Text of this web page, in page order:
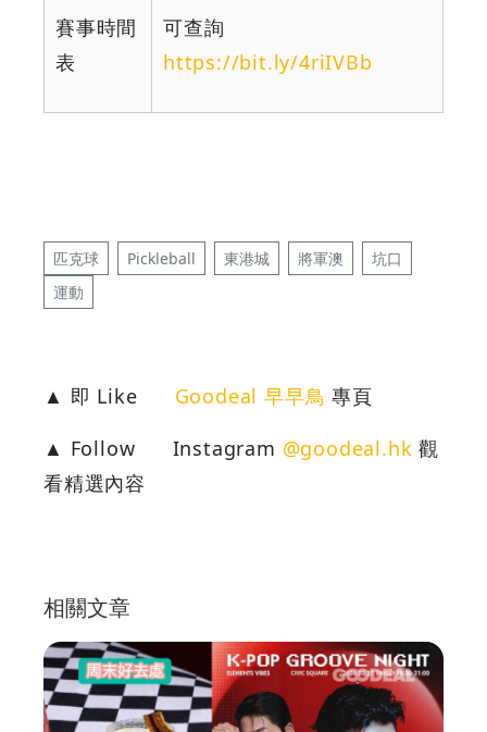
賽事時間
表
可查詢
https://bit.ly/4riIVBb
匹克球 Pickleball 東港城 將軍澳
坑口
運動
▲ 即 Like Goodeal 早早鳥 專頁
▲ Follow
Instagram @goodeal.hk 觀
看精選內容
相關文章